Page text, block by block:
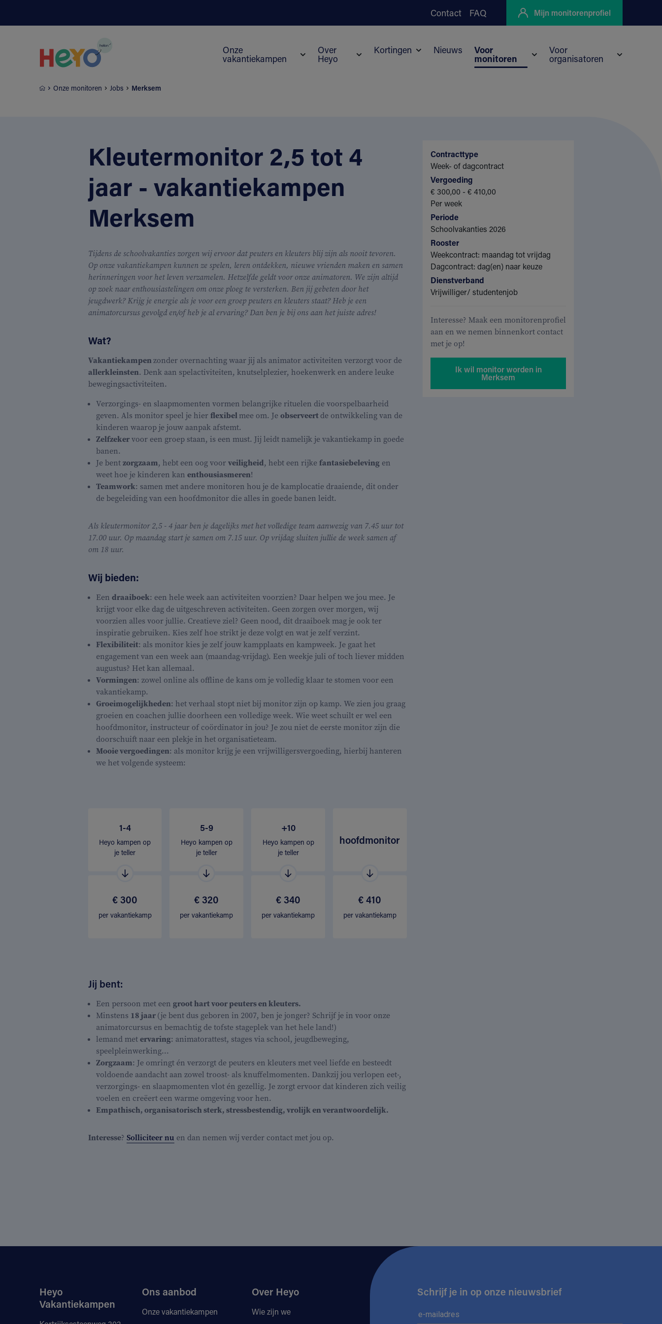
Contact FAQ Mijn monitorenprofiel
Onze
vakantiekampen
Submenu voor Onze vakantiekampen
Over
Heyo
Kortingen
Submenu voor Kortingen
Nieuws Voor
monitoren
Submenu voor Voor monitoren
Voor
organisatoren
Onze monitoren Jobs Merksem
Kleutermonitor 2,5 tot 4
jaar - vakantiekampen
Merksem
Tijdens de schoolvakanties zorgen wij ervoor dat peuters en kleuters blij zijn als nooit tevoren.
Op onze vakantiekampen kunnen ze spelen, leren ontdekken, nieuwe vrienden maken en samen
herinneringen voor het leven verzamelen. Hetzelfde geldt voor onze animatoren. We zijn altijd
op zoek naar enthousiastelingen om onze ploeg te versterken. Ben jij gebeten door het
jeugdwerk? Krijg je energie als je voor een groep peuters en kleuters staat? Heb je een
animatorcursus gevolgd en/of heb je al ervaring? Dan ben je bij ons aan het juiste adres!
Wat?
Vakantiekampenzonder overnachting waar jij als animator activiteiten verzorgt voor de
allerkleinsten. Denk aan spelactiviteiten, knutselplezier, hoekenwerk en andere leuke
bewegingsactiviteiten.
Verzorgings- en slaapmomenten vormen belangrijke rituelen die voorspelbaarheid
geven. Als monitor speel je hierflexibelmee om. Je observeertde ontwikkeling van de
kinderen waarop je jouw aanpak afstemt.
Zelfzekervoor een groep staan, is een must. Jij leidt namelijk je vakantiekamp in goede
banen.
Je bentzorgzaam, hebt een oog voorveiligheid, hebt een rijke fantasiebelevingen
weet hoe je kinderen kan enthousiasmeren!
Teamwork: samen met andere monitoren hou je de kamplocatie draaiende, dit onder
de begeleiding van een hoofdmonitor die alles in goede banen leidt.
Als kleutermonitor 2,5 - 4 jaar ben je dagelijks met het volledige team aanwezig van 7.45 uur tot
17.00 uur. Op maandag start je samen om 7.15 uur. Op vrijdag sluiten jullie de week samen af
om 18 uur.
Wij bieden:
Een draaiboek: een hele week aan activiteiten voorzien? Daar helpen we jou mee. Je
krijgt voor elke dag de uitgeschreven activiteiten. Geen zorgen over morgen, wij
voorzien alles voor jullie. Creatieve ziel? Geen nood, dit draaiboek mag je ook ter
inspiratie gebruiken. Kies zelf hoe strikt je deze volgt en wat je zelf verzint.
Flexibiliteit: als monitor kies je zelf jouw kampplaats en kampweek. Je gaat het
engagement van een week aan (maandag-vrijdag). Een weekje juli of toch liever midden
augustus? Het kan allemaal.
Vormingen: zowel online als offline de kans om je volledig klaar te stomen voor een
vakantiekamp.
Groeimogelijkheden: het verhaal stopt niet bij monitor zijn op kamp. We zien jou graag
groeien en coachen jullie doorheen een volledige week. Wie weet schuilt er wel een
hoofdmonitor, instructeur of coördinator in jou? Je zou niet de eerste monitor zijn die
doorschuift naar een plekje in het organisatieteam.
Mooie vergoedingen: als monitor krijg je een vrijwilligersvergoeding, hierbij hanteren
we het volgende systeem:
1-4
Heyo kampen op
je teller
€ 300
per vakantiekamp
5-9
Heyo kampen op
je teller
€ 320
per vakantiekamp
+10
Heyo kampen op
je teller
€ 340
per vakantiekamp
hoofdmonitor
€ 410
per vakantiekamp
Jij bent:
Een persoon met een groot hart voor peuters en kleuters.
Minstens 18 jaar(je bent dus geboren in 2007, ben je jonger? Schrijf je in voor onze
animatorcursus en bemachtig de tofste stageplek van het hele land!)
lemand metervaring: animatorattest, stages via school, jeugdbeweging,
speelpleinwerking...
Zorgzaam: Je omringt én verzorgt de peuters en kleuters met veel liefde en besteedt
voldoende aandacht aan zowel troost- als knuffelmomenten. Dankzij jou verlopen eet-,
verzorgings- en slaapmomenten vlot én gezellig. Je zorgt ervoor dat kinderen zich veilig
voelen en creëert een warme omgeving voor hen.
Empathisch, organisatorisch sterk, stressbestendig, vrolijk en verantwoordelijk.
Interesse? Solliciteer nu en dan nemen wij verder contact met jou op.
Contracttype
Week- of dagcontract
Vergoeding
€ 300,00 - € 410,00
Per week
Periode
Schoolvakanties 2026
Rooster
Weekcontract: maandag tot vrijdag
Dagcontract: dag(en) naar keuze
Dienstverband
Vrijwilliger/ studentenjob
Interesse? Maak een monitorenprofiel
aan en we nemen binnenkort contact
met je op!
Ik wil monitor worden in
Merksem
Heyo
Vakantiekampen
Ons aanbod
Onze vakantiekampen
Over Heyo
Wie zijn we
Schrijf je in op onze nieuwsbrief